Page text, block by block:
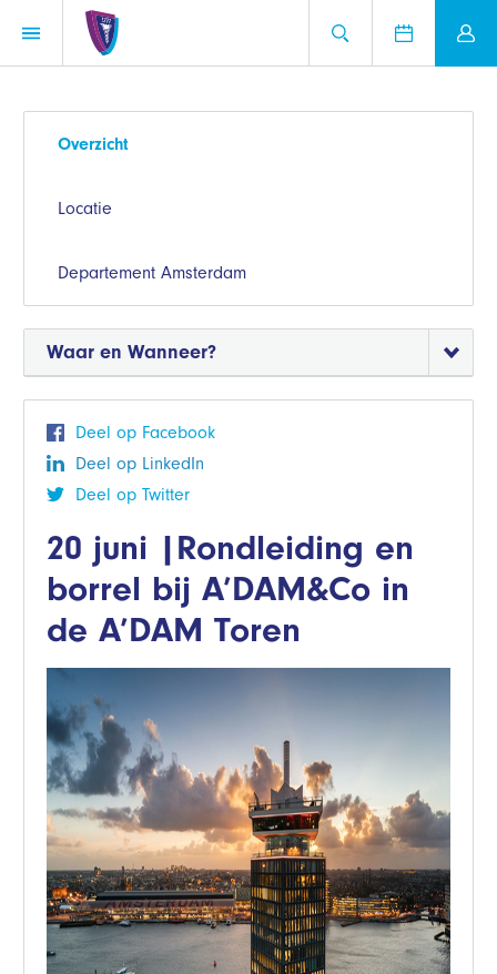
Overzicht
Locatie
Departement Amsterdam
Waar en Wanneer?
Deel op Facebook
Deel op LinkedIn
Deel op Twitter
20 juni |Rondleiding en
borrel bij A’DAM&Co in
de A’DAM Toren